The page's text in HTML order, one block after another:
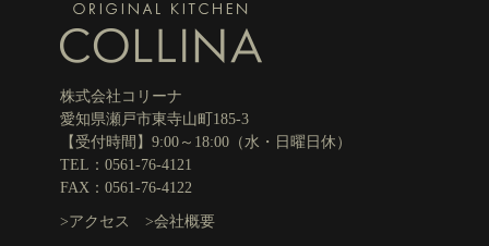
株式会社コリーナ
愛知県瀬戸市東寺山町185-3
【受付時間】9:00～18:00（水・日曜日休）
TEL：0561-76-4121
FAX：0561-76-4122
>アクセス >会社概要